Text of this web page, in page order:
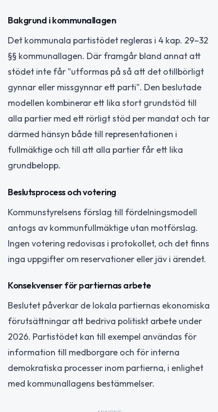
Bakgrund i kommunallagen
Det kommunala partistödet regleras i 4 kap. 29–32
§§ kommunallagen. Där framgår bland annat att
stödet inte får "utformas på så att det otillbörligt
gynnar eller missgynnar ett parti". Den beslutade
modellen kombinerar ett lika stort grundstöd till
alla partier med ett rörligt stöd per mandat och tar
därmed hänsyn både till representationen i
fullmäktige och till att alla partier får ett lika
grundbelopp.
Beslutsprocess och votering
Kommunstyrelsens förslag till fördelningsmodell
antogs av kommunfullmäktige utan motförslag.
Ingen votering redovisas i protokollet, och det finns
inga uppgifter om reservationer eller jäv i ärendet.
Konsekvenser för partiernas arbete
Beslutet påverkar de lokala partiernas ekonomiska
förutsättningar att bedriva politiskt arbete under
2026. Partistödet kan till exempel användas för
information till medborgare och för interna
demokratiska processer inom partierna, i enlighet
med kommunallagens bestämmelser.